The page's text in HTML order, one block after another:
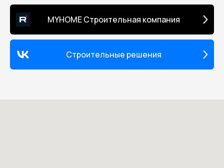
MYHOME Строительная компания
Строительные решения